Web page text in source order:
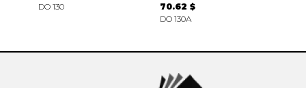
DO 130
70.62 $
DO 130A